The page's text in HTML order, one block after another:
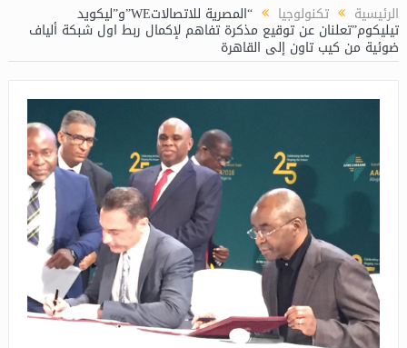
الرئيسية تكنولوجيا “المصرية للاتصالاتWE”و”ليكويد
تيليكوم”تعلنان عن توقيع مذكرة تفاهم لإكمال ربط اول شبكة ألياف
ضوئية من كيب تاون إلى القاهرة